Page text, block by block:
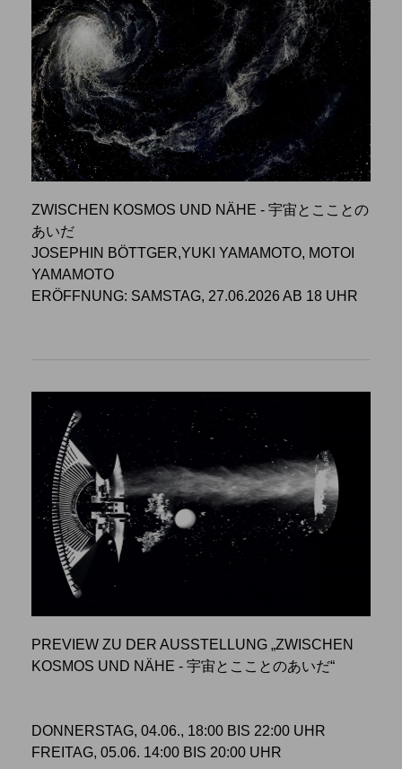
ZWISCHEN KOSMOS UND NÄHE - 宇宙とこことの
あいだ
JOSEPHIN BÖTTGER,YUKI YAMAMOTO, MOTOI
YAMAMOTO
ERÖFFNUNG: SAMSTAG, 27.06.2026 AB 18 UHR
PREVIEW ZU DER AUSSTELLUNG „ZWISCHEN
KOSMOS UND NÄHE - 宇宙とこことのあいだ“
DONNERSTAG, 04.06., 18:00 BIS 22:00 UHR
FREITAG, 05.06. 14:00 BIS 20:00 UHR